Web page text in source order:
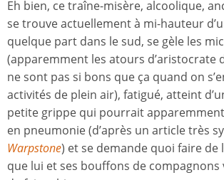
Eh bien, ce traîne-misère, alcoolique,
se trouve actuellement à mi-hauteur
quelque part dans le sud, se gèle les
(apparemment les atours d’aristocrate
ne sont pas si bons que ça quand on
activités de plein air), fatigué, atteint
petite grippe qui pourrait
en pneumonie (d’après un article très
Warpstone) et se demande quoi faire de
que lui et ses bouffons de